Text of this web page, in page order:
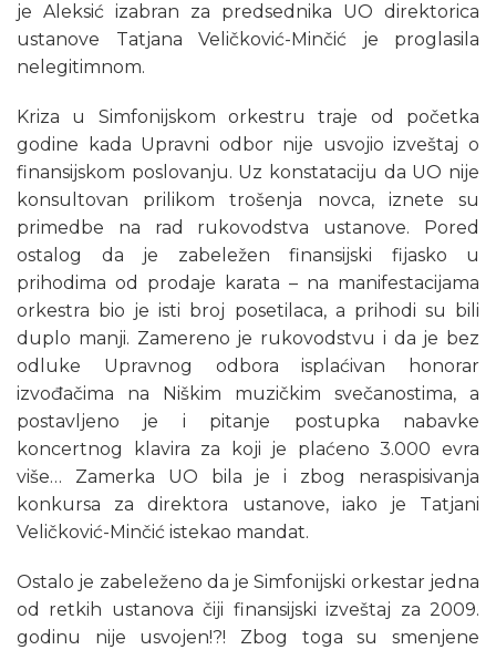
je Aleksić izabran za predsednika UO direktorica
ustanove Tatjana Veličković-Minčić je proglasila
nelegitimnom.
Kriza u Simfonijskom orkestru traje od početka
godine kada Upravni odbor nije usvojio izveštaj o
finansijskom poslovanju. Uz konstataciju da UO nije
konsultovan prilikom trošenja novca, iznete su
primedbe na rad rukovodstva ustanove. Pored
ostalog da je zabeležen finansijski fijasko u
prihodima od prodaje karata – na manifestacijama
orkestra bio je isti broj posetilaca, a prihodi su bili
duplo manji. Zamereno je rukovodstvu i da je bez
odluke Upravnog odbora isplaćivan honorar
izvođačima na Niškim muzičkim svečanostima, a
postavljeno je i pitanje postupka nabavke
koncertnog klavira za koji je plaćeno 3.000 evra
više… Zamerka UO bila je i zbog neraspisivanja
konkursa za direktora ustanove, iako je Tatjani
Veličković-Minčić istekao mandat.
Ostalo je zabeleženo da je Simfonijski orkestar jedna
od retkih ustanova čiji finansijski izveštaj za 2009.
godinu nije usvojen!?! Zbog toga su smenjene